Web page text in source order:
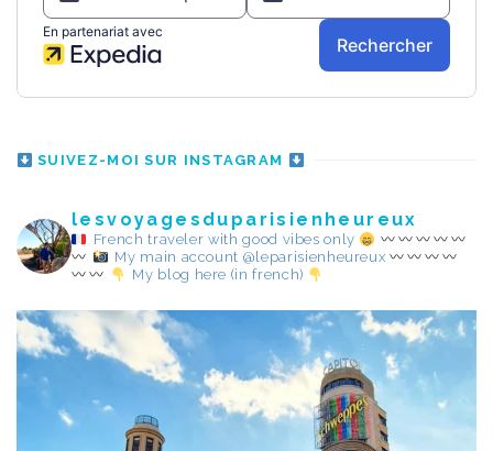
SUIVEZ-MOI SUR INSTAGRAM
lesvoyagesduparisienheureux
French traveler with good vibes only
My main account @leparisienheureux
My blog here (in french)